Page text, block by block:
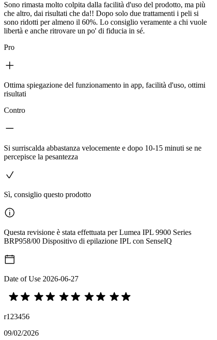
Sono rimasta molto colpita dalla facilità d'uso del prodotto, ma più
che altro, dai risultati che da!! Dopo solo due trattamenti i peli si
sono ridotti per almeno il 60%. Lo consiglio veramente a chi vuole
libertà e anche ritrovare un po' di fiducia in sé.
Pro
Ottima spiegazione del funzionamento in app, facilità d'uso, ottimi
risultati
Contro
Si surriscalda abbastanza velocemente e dopo 10-15 minuti se ne
percepisce la pesantezza
Sì, consiglio questo prodotto
Questa revisione è stata effettuata per Lumea IPL 9900 Series
BRP958/00 Dispositivo di epilazione IPL con SenseIQ
Date of Use 2026-06-27
r123456
09/02/2026